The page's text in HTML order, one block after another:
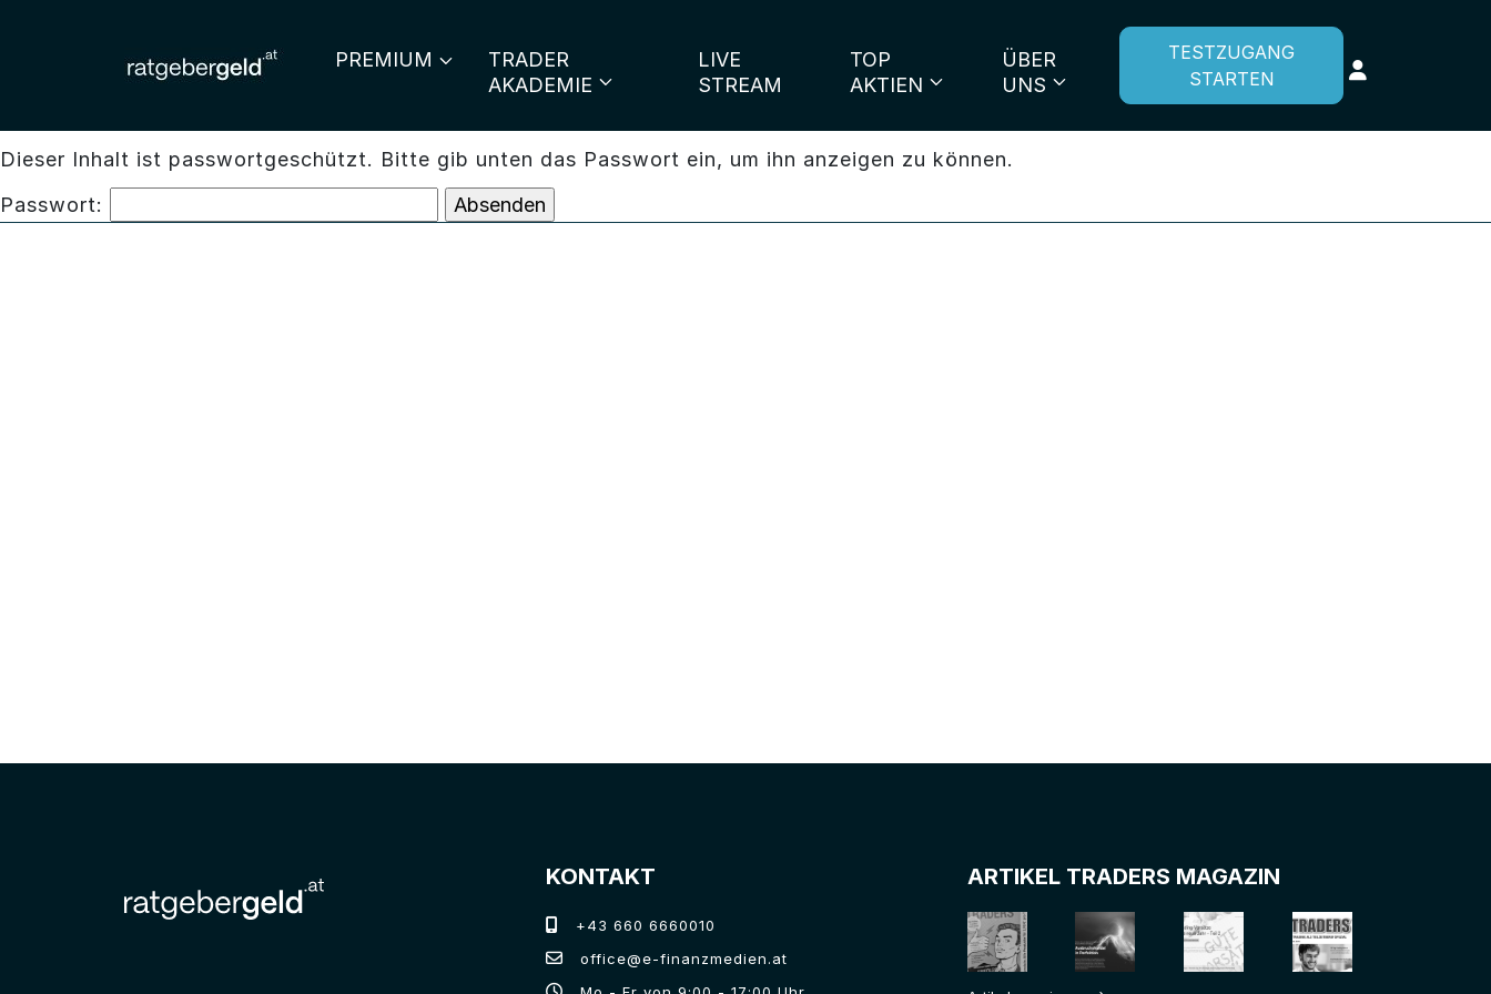
PREMIUM TRADER
AKADEMIE
LIVE
STREAM
TOP
AKTIEN
ÜBER
UNS
TESTZUGANG
STARTEN
Dieser Inhalt ist passwortgeschützt. Bitte gib unten das Passwort ein, um ihn anzeigen zu können.
Passwort:
KONTAKT
+43 660 6660010
office@e-finanzmedien.at
ARTIKEL TRADERS MAGAZIN